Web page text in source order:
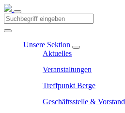
Unsere Sektion
Aktuelles
Veranstaltungen
Treffpunkt Berge
Geschäftsstelle & Vorstand